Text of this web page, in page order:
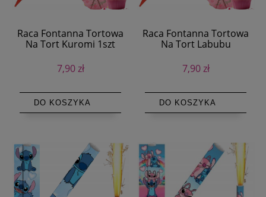
Raca Fontanna Tortowa
Na Tort Kuromi 1szt
7,90 zł
DO KOSZYKA
Raca Fontanna Tortowa
Na Tort Labubu
7,90 zł
DO KOSZYKA